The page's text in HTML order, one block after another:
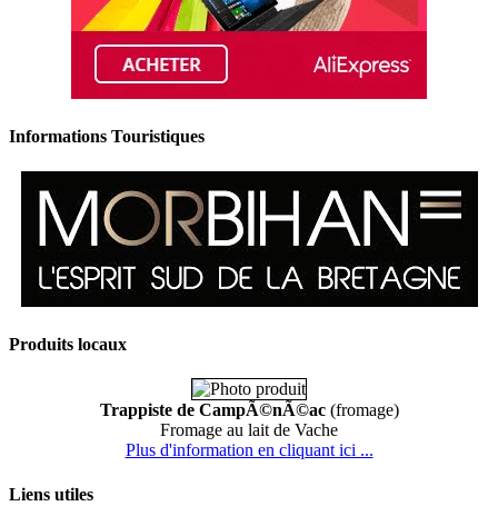
Informations Touristiques
Produits locaux
Trappiste de CampÃ©nÃ©ac(fromage)
Fromage au lait de Vache
Plus d'information en cliquant ici ...
Liens utiles